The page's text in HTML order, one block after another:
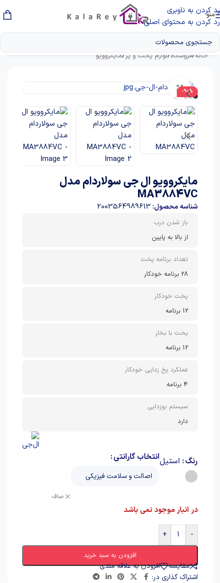
رد کردن به ناوبری
رد کردن به محتوای اصلی
منو
خانه/فروشگاه/لوازم پخت و پز/مایکروویو
-90% بزرگنمایی تصویر
مایکروویو ال جی سولاردام مدل
MA3884VC
شناسه محصول: 2003564989613
باز شدن درب
از بالا به پایین
تعداد برنامه پخت
28 برنامه خودکار
پخت خودکار
12 برنامه
پخت با بخار
12 برنامه
عملکرد یخ زدایی خودکار
4 برنامه
سیستم بوزدایی
دارد
رنگ استیلانتخاب گارانتی
صاف
در انبار موجود نمی باشد
-
+
افزودن به سبد خرید
مقایسه
افزودن به علاقه مندی
اشتراک گذاری در: